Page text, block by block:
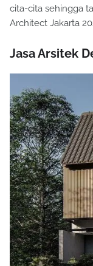
cita-cita sehingga
Architect Jakarta
Jasa Arsitek